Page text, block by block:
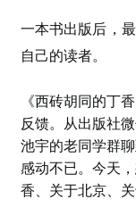
一本书出版后，
自己的读者。
《西砖胡同的丁
反馈。从出版社
池宇的老同学群
感动不已。今天
香、关于北京、